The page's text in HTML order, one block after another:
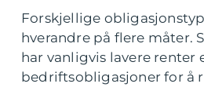
Forskjellige
hverandre på flere måter.
har vanligvis lavere renter
bedriftsobligasjoner for å